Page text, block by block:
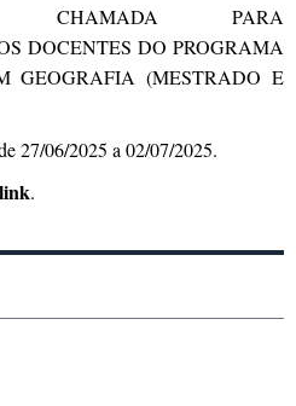
- CHAMADA PARA
DOCENTES DO PROGRAMA
GEOGRAFIA (MESTRADO E
27/06/2025 a 02/07/2025.
link.